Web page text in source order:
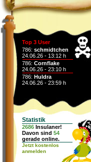
Top 3 User
786: schmidtchen
24.06.26 - 13:12 h
786: Cornflake
24.06.26 - 23:10 h
786: Huldra
24.06.26 - 23:59 h
Statistik
2686 Insulaner!
Davon sind 54
gerade online.
Jetzt kostenlos
anmelden